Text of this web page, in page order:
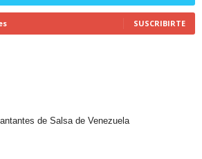
SUSCRIBIRTE
de Salsa de Venezuela